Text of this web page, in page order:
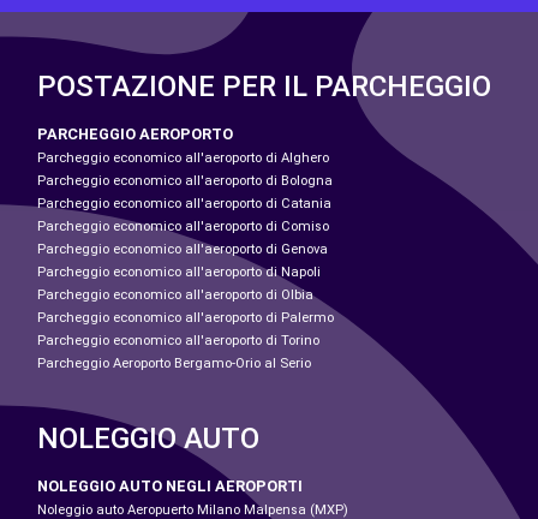
POSTAZIONE PER IL PARCHEGGIO
PARCHEGGIO AEROPORTO
Parcheggio economico all'aeroporto di Alghero
Parcheggio economico all'aeroporto di Bologna
Parcheggio economico all'aeroporto di Catania
Parcheggio economico all'aeroporto di Comiso
Parcheggio economico all'aeroporto di Genova
Parcheggio economico all'aeroporto di Napoli
Parcheggio economico all'aeroporto di Olbia
Parcheggio economico all'aeroporto di Palermo
Parcheggio economico all'aeroporto di Torino
Parcheggio Aeroporto Bergamo-Orio al Serio
NOLEGGIO AUTO
NOLEGGIO AUTO NEGLI AEROPORTI
Noleggio auto Aeropuerto Milano Malpensa (MXP)